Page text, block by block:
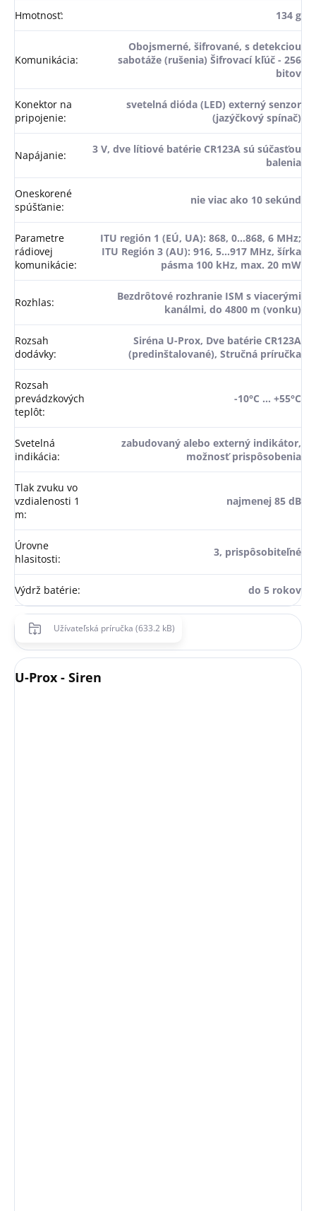
Hmotnosť: 134 g
Komunikácia:
Obojsmerné, šifrované, s detekciou
sabotáže (rušenia) Šifrovací kľúč - 256
bitov
Konektor na
pripojenie:
svetelná dióda (LED) externý senzor
(jazýčkový spínač)
Napájanie:
3 V, dve lítiové batérie CR123A sú súčasťou
balenia
Oneskorené
spúšťanie:
nie viac ako 10 sekúnd
Parametre
rádiovej
komunikácie:
ITU región 1 (EÚ, UA): 868, 0...868, 6 MHz;
ITU Región 3 (AU): 916, 5...917 MHz, šírka
pásma 100 kHz, max. 20 mW
Rozhlas:
Bezdrôtové rozhranie ISM s viacerými
kanálmi, do 4800 m (vonku)
Rozsah
dodávky:
Siréna U-Prox, Dve batérie CR123A
(predinštalované), Stručná príručka
Rozsah
prevádzkových
teplôt:
-10°C … +55°C
Svetelná
indikácia:
zabudovaný alebo externý indikátor,
možnosť prispôsobenia
Tlak zvuku vo
vzdialenosti 1
m:
najmenej 85 dB
Úrovne
hlasitosti:
3, prispôsobiteľné
Výdrž batérie: do 5 rokov
Užívateľská príručka (633.2 kB)
U-Prox - Siren